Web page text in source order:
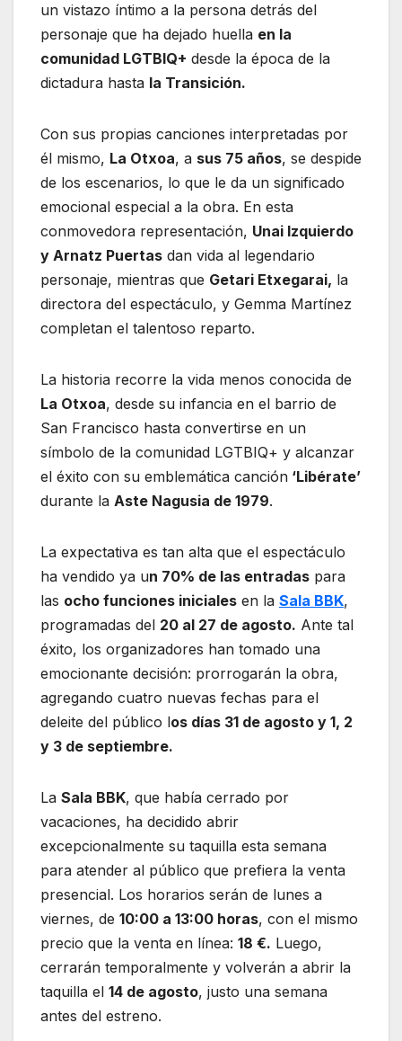
un vistazo íntimo a la persona detrás del
personaje que ha dejado huella en la
comunidad LGTBIQ+ desde la época de la
dictadura hasta la Transición.
Con sus propias canciones interpretadas por
él mismo, La Otxoa, a sus 75 años, se despide
de los escenarios, lo que le da un significado
emocional especial a la obra. En esta
conmovedora representación, Unai Izquierdo
y Arnatz Puertas dan vida al legendario
personaje, mientras que Getari Etxegarai, la
directora del espectáculo, y Gemma Martínez
completan el talentoso reparto.
La historia recorre la vida menos conocida de
La Otxoa, desde su infancia en el barrio de
San Francisco hasta convertirse en un
símbolo de la comunidad LGTBIQ+ y alcanzar
el éxito con su emblemática canción ‘Libérate’
durante la Aste Nagusia de 1979.
La expectativa es tan alta que el espectáculo
ha vendido ya un 70% de las entradas para
las ocho funciones iniciales en la Sala BBK,
programadas del 20 al 27 de agosto. Ante tal
éxito, los organizadores han tomado una
emocionante decisión: prorrogarán la obra,
agregando cuatro nuevas fechas para el
deleite del público los días 31 de agosto y 1, 2
y 3 de septiembre.
La Sala BBK, que había cerrado por
vacaciones, ha decidido abrir
excepcionalmente su taquilla esta semana
para atender al público que prefiera la venta
presencial. Los horarios serán de lunes a
viernes, de 10:00 a 13:00 horas, con el mismo
precio que la venta en línea: 18 €. Luego,
cerrarán temporalmente y volverán a abrir la
taquilla el 14 de agosto, justo una semana
antes del estreno.